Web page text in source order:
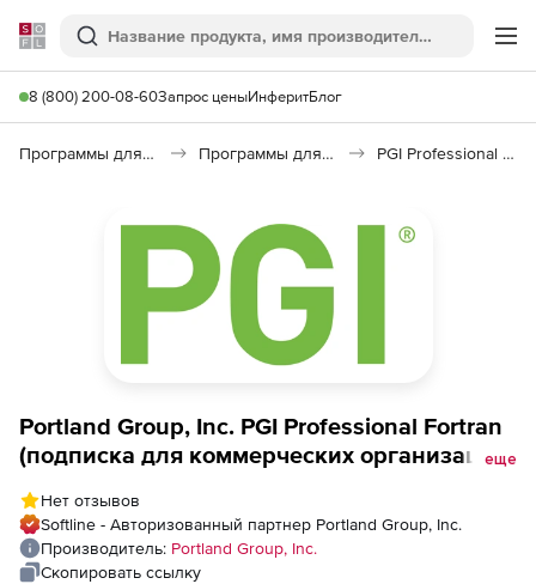
Softline
Поиск
8 (800) 200-08-60Запрос ценыИнферитБлог
Программы для программирования Программы для разработки ПО PGI Professional Fortran
Portland Group, Inc. PGI Professional Fortran
(подписка для коммерческих организаций
еще
Нет отзывов
Softline - Авторизованный партнер Portland Group, Inc.
Производитель: Portland Group, Inc.
Скопировать ссылку